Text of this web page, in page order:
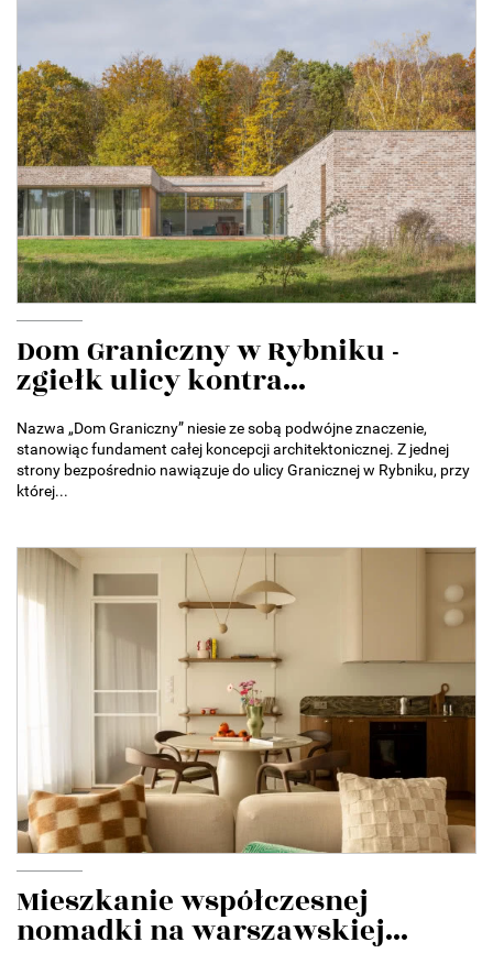
Dom Graniczny w Rybniku -
zgiełk ulicy kontra...
Nazwa „Dom Graniczny” niesie ze sobą podwójne znaczenie,
stanowiąc fundament całej koncepcji architektonicznej. Z jednej
strony bezpośrednio nawiązuje do ulicy Granicznej w Rybniku, przy
której...
Mieszkanie współczesnej
nomadki na warszawskiej...